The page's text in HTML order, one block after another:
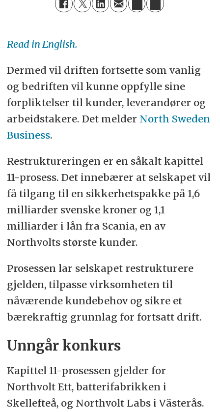
Read in English.
Dermed vil driften fortsette som vanlig
og bedriften vil kunne oppfylle sine
forpliktelser til kunder, leverandører og
arbeidstakere. Det melder North Sweden
Business.
Restruktureringen er en såkalt kapittel
11-prosess. Det innebærer at selskapet vil
få tilgang til en sikkerhetspakke på 1,6
milliarder svenske kroner og 1,1
milliarder i lån fra Scania, en av
Northvolts største kunder.
Prosessen lar selskapet restrukturere
gjelden, tilpasse virksomheten til
nåværende kundebehov og sikre et
bærekraftig grunnlag for fortsatt drift.
Unngår konkurs
Kapittel 11-prosessen gjelder for
Northvolt Ett, batterifabrikken i
Skellefteå, og Northvolt Labs i Västerås.